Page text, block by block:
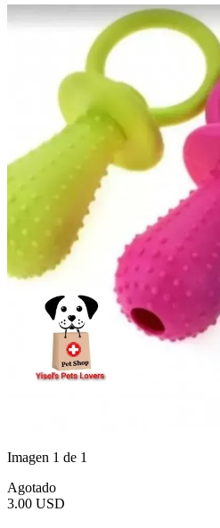
Imagen 1 de 1
Agotado
3.00 USD